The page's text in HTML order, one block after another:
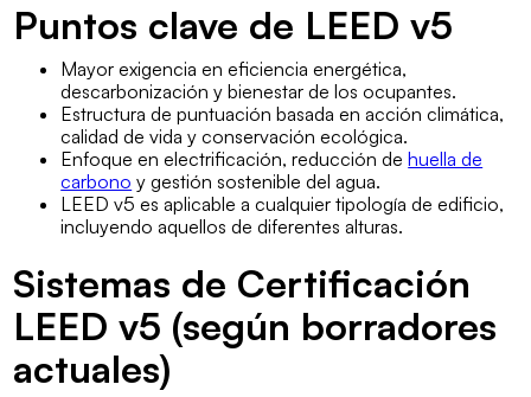
Puntos clave de LEED v5
Mayor exigencia en eficiencia energética,
descarbonización y bienestar de los ocupantes.
Estructura de puntuación basada en acción climática,
calidad de vida y conservación ecológica.
Enfoque en electrificación, reducción dehuella de
carbono y gestión sostenible del agua.
LEED v5 es aplicable a cualquier tipología de edificio,
incluyendo aquellos de diferentes alturas.
Sistemas de Certificación
LEED v5 (según borradores
actuales)